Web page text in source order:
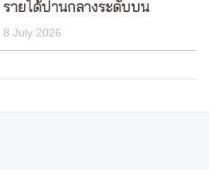
รายได้ปานกลางระดับบน
8 July 2026